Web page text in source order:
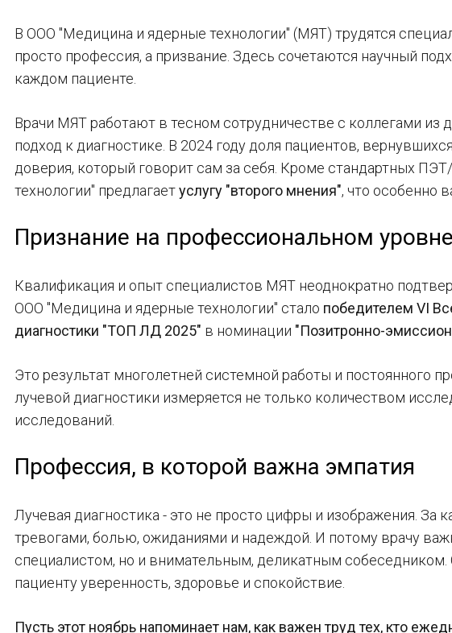
В ООО "Медицина и ядерные технологии" (МЯТ) трудятся
просто профессия, а призвание. Здесь сочетаются научный
каждом пациенте.
Врачи МЯТ работают в тесном сотрудничестве с коллегами из
подход к диагностике. В 2024 году доля пациентов,
доверия, который говорит сам за себя. Кроме стандартных
технологии" предлагаетуслугу "второго мнения", что особенно
Признание на профессиональном уровне
Квалификация и опыт специалистов МЯТ неоднократно
ООО "Медицина и ядерные технологии" стало победителем VI
диагностики "ТОП ЛД 2025" в номинации "Позитронно-
Это результат многолетней системной работы и постоянного
лучевой диагностики измеряется не только количеством
исследований.
Профессия, в которой важна эмпатия
Лучевая диагностика - это не просто цифры и изображения.
тревогами, болью, ожиданиями и надеждой. И потому врачу
специалистом, но и внимательным, деликатным собеседником.
пациенту уверенность, здоровье и спокойствие.
Пусть этот ноябрь напоминает нам, как важен труд тех, кто